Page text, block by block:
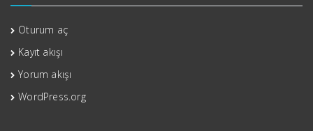
Oturum aç
Kayıt akışı
Yorum akışı
WordPress.org